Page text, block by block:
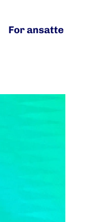
For ansatte